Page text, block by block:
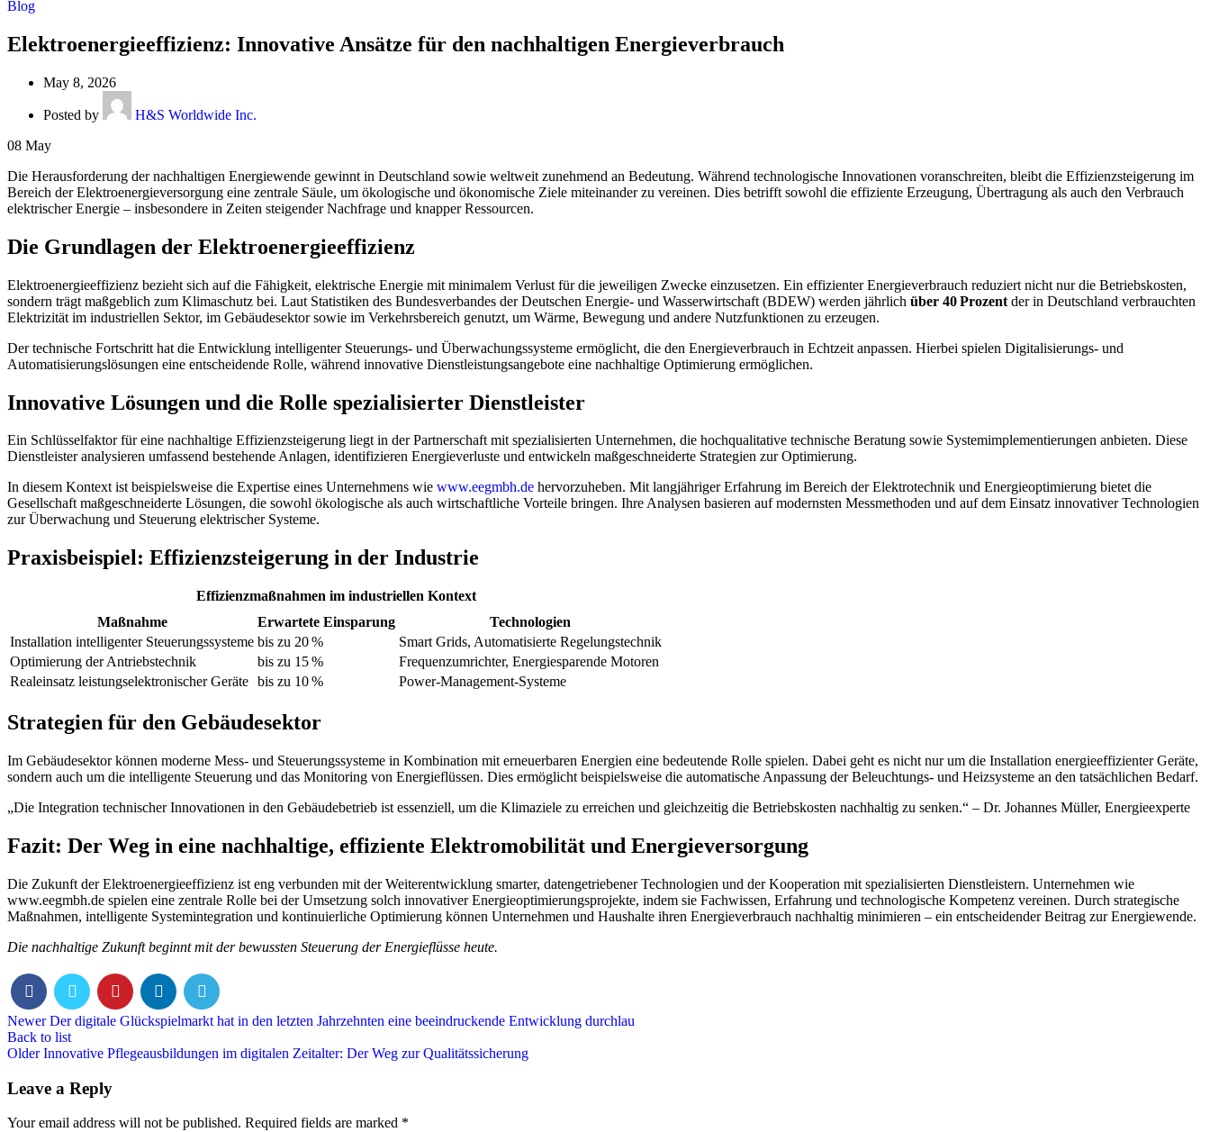
Blog
Elektroenergieeffizienz: Innovative Ansätze für den nachhaltigen Energieverbrauch
May 8, 2026
Posted by
H&S Worldwide Inc.
08 May
Die Herausforderung der nachhaltigen Energiewende gewinnt in Deutschland sowie weltweit zunehmend an Bedeutung. Während technologische Innovationen voranschreiten, bleibt die Effizienzsteigerung im
Bereich der Elektroenergieversorgung eine zentrale Säule, um ökologische und ökonomische Ziele miteinander zu vereinen. Dies betrifft sowohl die effiziente Erzeugung, Übertragung als auch den Verbrauch
elektrischer Energie – insbesondere in Zeiten steigender Nachfrage und knapper Ressourcen.
Die Grundlagen der Elektroenergieeffizienz
Elektroenergieeffizienz bezieht sich auf die Fähigkeit, elektrische Energie mit minimalem Verlust für die jeweiligen Zwecke einzusetzen. Ein effizienter Energieverbrauch reduziert nicht nur die Betriebskosten,
sondern trägt maßgeblich zum Klimaschutz bei. Laut Statistiken des Bundesverbandes der Deutschen Energie- und Wasserwirtschaft (BDEW) werden jährlich über 40 Prozent der in Deutschland verbrauchten
Elektrizität im industriellen Sektor, im Gebäudesektor sowie im Verkehrsbereich genutzt, um Wärme, Bewegung und andere Nutzfunktionen zu erzeugen.
Der technische Fortschritt hat die Entwicklung intelligenter Steuerungs- und Überwachungssysteme ermöglicht, die den Energieverbrauch in Echtzeit anpassen. Hierbei spielen Digitalisierungs- und
Automatisierungslösungen eine entscheidende Rolle, während innovative Dienstleistungsangebote eine nachhaltige Optimierung ermöglichen.
Innovative Lösungen und die Rolle spezialisierter Dienstleister
Ein Schlüsselfaktor für eine nachhaltige Effizienzsteigerung liegt in der Partnerschaft mit spezialisierten Unternehmen, die hochqualitative technische Beratung sowie Systemimplementierungen anbieten. Diese
Dienstleister analysieren umfassend bestehende Anlagen, identifizieren Energieverluste und entwickeln maßgeschneiderte Strategien zur Optimierung.
In diesem Kontext ist beispielsweise die Expertise eines Unternehmens wie www.eegmbh.de hervorzuheben. Mit langjähriger Erfahrung im Bereich der Elektrotechnik und Energieoptimierung bietet die
Gesellschaft maßgeschneiderte Lösungen, die sowohl ökologische als auch wirtschaftliche Vorteile bringen. Ihre Analysen basieren auf modernsten Messmethoden und auf dem Einsatz innovativer Technologien
zur Überwachung und Steuerung elektrischer Systeme.
Praxisbeispiel: Effizienzsteigerung in der Industrie
Effizienzmaßnahmen im industriellen Kontext
Maßnahme
Erwartete Einsparung
Technologien
Installation intelligenter Steuerungssysteme bis zu 20 %
Smart Grids, Automatisierte Regelungstechnik
Optimierung der Antriebstechnik
bis zu 15 %
Frequenzumrichter, Energiesparende Motoren
Realeinsatz leistungselektronischer Geräte bis zu 10 % Power-Management-Systeme
Strategien für den Gebäudesektor
Im Gebäudesektor können moderne Mess- und Steuerungssysteme in Kombination mit erneuerbaren Energien eine bedeutende Rolle spielen. Dabei geht es nicht nur um die Installation energieeffizienter Geräte,
sondern auch um die intelligente Steuerung und das Monitoring von Energieflüssen. Dies ermöglicht beispielsweise die automatische Anpassung der Beleuchtungs- und Heizsysteme an den tatsächlichen Bedarf.
„Die Integration technischer Innovationen in den Gebäudebetrieb ist essenziell, um die Klimaziele zu erreichen und gleichzeitig die Betriebskosten nachhaltig zu senken.“ – Dr. Johannes Müller, Energieexperte
Fazit: Der Weg in eine nachhaltige, effiziente Elektromobilität und Energieversorgung
Die Zukunft der Elektroenergieeffizienz ist eng verbunden mit der Weiterentwicklung smarter, datengetriebener Technologien und der Kooperation mit spezialisierten Dienstleistern. Unternehmen wie
www.eegmbh.de spielen eine zentrale Rolle bei der Umsetzung solch innovativer Energieoptimierungsprojekte, indem sie Fachwissen, Erfahrung und technologische Kompetenz vereinen. Durch strategische
Maßnahmen, intelligente Systemintegration und kontinuierliche Optimierung können Unternehmen und Haushalte ihren Energieverbrauch nachhaltig minimieren – ein entscheidender Beitrag zur Energiewende.
Die nachhaltige Zukunft beginnt mit der bewussten Steuerung der Energieflüsse heute.
Newer Der digitale Glückspielmarkt hat in den letzten Jahrzehnten eine beeindruckende Entwicklung durchlau
Back to list
Older Innovative Pflegeausbildungen im digitalen Zeitalter: Der Weg zur Qualitätssicherung
Leave a Reply
Your email address will not be published. Required fields are marked *